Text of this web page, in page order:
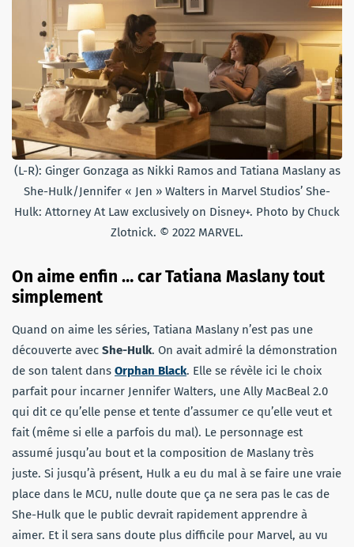
(L-R): Ginger Gonzaga as Nikki Ramos and Tatiana Maslany as
She-Hulk/Jennifer « Jen » Walters in Marvel Studios’ She-
Hulk: Attorney At Law exclusively on Disney+. Photo by Chuck
Zlotnick. © 2022 MARVEL.
On aime enfin … car Tatiana Maslany tout
simplement
Quand on aime les séries, Tatiana Maslany n’est pas une
découverte avec She-Hulk. On avait admiré la démonstration
de son talent dans Orphan Black. Elle se révèle ici le choix
parfait pour incarner Jennifer Walters, une Ally MacBeal 2.0
qui dit ce qu’elle pense et tente d’assumer ce qu’elle veut et
fait (même si elle a parfois du mal). Le personnage est
assumé jusqu’au bout et la composition de Maslany très
juste. Si jusqu’à présent, Hulk a eu du mal à se faire une vraie
place dans le MCU, nulle doute que ça ne sera pas le cas de
She-Hulk que le public devrait rapidement apprendre à
aimer. Et il sera sans doute plus difficile pour Marvel, au vu